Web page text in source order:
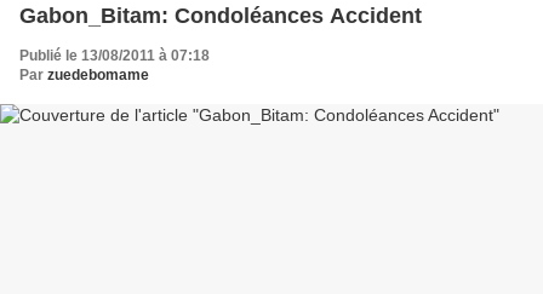
Gabon_Bitam: Condoléances Accident
Publié le 13/08/2011 à 07:18
Par zuedebomame